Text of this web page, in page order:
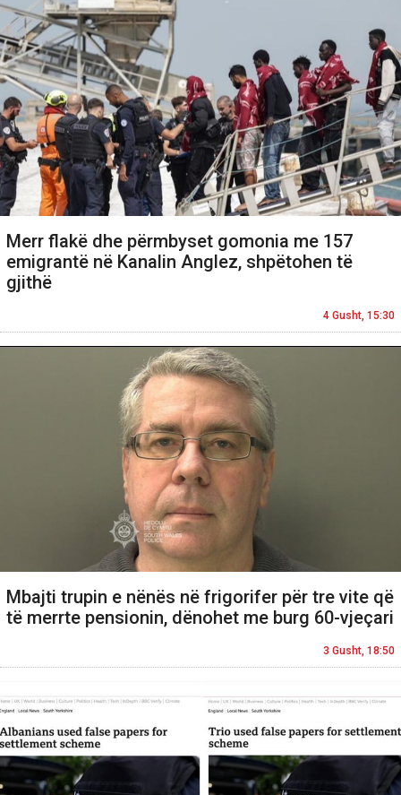
Merr flakë dhe përmbyset gomonia me 157
emigrantë në Kanalin Anglez, shpëtohen të
gjithë
4 Gusht, 15:30
Mbajti trupin e nënës në frigorifer për tre vite që
të merrte pensionin, dënohet me burg 60-vjeçari
3 Gusht, 18:50